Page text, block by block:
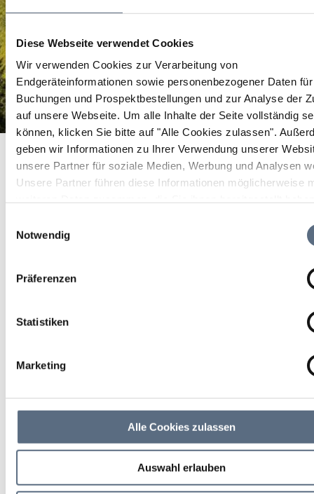
Diese Webseite verwendet Cookies
Wir verwenden Cookies zur Verarbeitung von
Endgeräteinformationen sowie personenbezogener Daten
Buchungen und Prospektbestellungen und zur Analyse der
auf unsere Webseite. Um alle Inhalte der Seite vollständig
können, klicken Sie bitte auf "Alle Cookies zulassen".
geben wir Informationen zu Ihrer Verwendung unserer
unsere Partner für soziale Medien, Werbung und Analysen
Unsere Partner führen diese Informationen möglicherweise
Notwendig
Präferenzen
Statistiken
Marketing
Alle Cookies zulassen
Auswahl erlauben
Weinfest im Feuerwehrhaus Schlehdorf
Startseite Weinfest im Feuerwehrhaus Schlehdorf
Weinfest im
Feuerwehrhaus
Schlehdorf
Feste/Bälle/Tanz
Feuerwehrhaus Schlehdorf
freier
Eintritt